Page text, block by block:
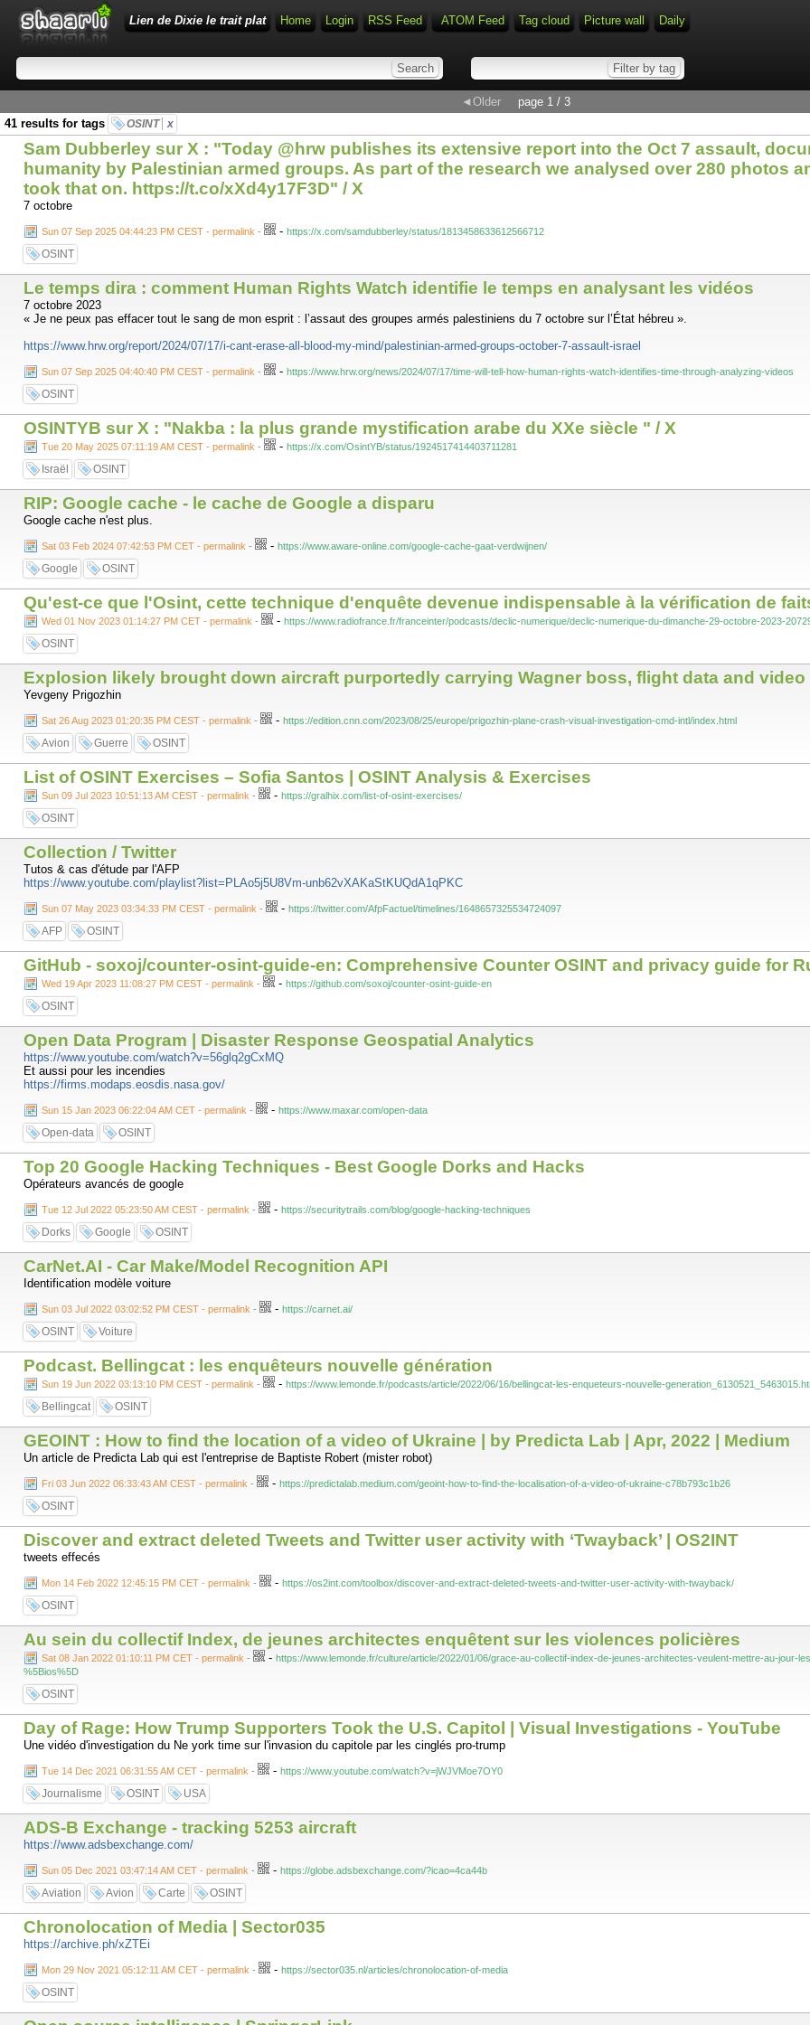
Lien de Dixie le trait plat Home Login RSS Feed ATOM Feed Tag cloud Picture wall Daily
◄Older
page 1 / 3
41 results for tags
OSINT x
Sam Dubberley sur X : "Today @hrw publishes its extensive report into the Oct 7 assault,
humanity by Palestinian armed groups. As part of the research we analysed over 280 photos
took that on. https://t.co/xXd4y17F3D" / X
7 octobre
Sun 07 Sep 2025 04:44:23 PM CEST - permalink - - https://x.com/samdubberley/status/1813458633612566712
OSINT
Le temps dira : comment Human Rights Watch identifie le temps en analysant les vidéos
7 octobre 2023
« Je ne peux pas effacer tout le sang de mon esprit : l’assaut des groupes armés palestiniens du 7 octobre sur l’État hébreu ».
https://www.hrw.org/report/2024/07/17/i-cant-erase-all-blood-my-mind/palestinian-armed-groups-october-7-assault-israel
Sun 07 Sep 2025 04:40:40 PM CEST - permalink - - https://www.hrw.org/news/2024/07/17/time-will-tell-how-human-rights-watch-identifies-time-through-analyzing-videos
OSINT
OSINTYB sur X : "Nakba : la plus grande mystification arabe du XXe siècle " / X
Tue 20 May 2025 07:11:19 AM CEST - permalink - - https://x.com/OsintYB/status/1924517414403711281
Israël OSINT
RIP: Google cache - le cache de Google a disparu
Google cache n'est plus.
Sat 03 Feb 2024 07:42:53 PM CET - permalink - - https://www.aware-online.com/google-cache-gaat-verdwijnen/
Google OSINT
Qu'est-ce que l'Osint, cette technique d'enquête devenue indispensable à la vérification de
Wed 01 Nov 2023 01:14:27 PM CET - permalink - - https://www.radiofrance.fr/franceinter/podcasts/declic-numerique/declic-numerique-du-dimanche-29-octobre-2023-
OSINT
Explosion likely brought down aircraft purportedly carrying Wagner boss, flight data and
Yevgeny Prigozhin
Sat 26 Aug 2023 01:20:35 PM CEST - permalink - - https://edition.cnn.com/2023/08/25/europe/prigozhin-plane-crash-visual-investigation-cmd-intl/index.html
Avion Guerre OSINT
List of OSINT Exercises – Sofia Santos | OSINT Analysis & Exercises
Sun 09 Jul 2023 10:51:13 AM CEST - permalink - - https://gralhix.com/list-of-osint-exercises/
OSINT
Collection / Twitter
Tutos & cas d'étude par l'AFP
https://www.youtube.com/playlist?list=PLAo5j5U8Vm-unb62vXAKaStKUQdA1qPKC
Sun 07 May 2023 03:34:33 PM CEST - permalink - - https://twitter.com/AfpFactuel/timelines/1648657325534724097
AFP OSINT
GitHub - soxoj/counter-osint-guide-en: Comprehensive Counter OSINT and privacy guide for
Wed 19 Apr 2023 11:08:27 PM CEST - permalink - - https://github.com/soxoj/counter-osint-guide-en
OSINT
Open Data Program | Disaster Response Geospatial Analytics
https://www.youtube.com/watch?v=56glq2gCxMQ
Et aussi pour les incendies
https://firms.modaps.eosdis.nasa.gov/
Sun 15 Jan 2023 06:22:04 AM CET - permalink - - https://www.maxar.com/open-data
Open-data OSINT
Top 20 Google Hacking Techniques - Best Google Dorks and Hacks
Opérateurs avancés de google
Tue 12 Jul 2022 05:23:50 AM CEST - permalink - - https://securitytrails.com/blog/google-hacking-techniques
Dorks Google OSINT
CarNet.AI - Car Make/Model Recognition API
Identification modèle voiture
Sun 03 Jul 2022 03:02:52 PM CEST - permalink - - https://carnet.ai/
OSINT Voiture
Podcast. Bellingcat : les enquêteurs nouvelle génération
Sun 19 Jun 2022 03:13:10 PM CEST - permalink - - https://www.lemonde.fr/podcasts/article/2022/06/16/bellingcat-les-enqueteurs-nouvelle-
Bellingcat OSINT
GEOINT : How to find the location of a video of Ukraine | by Predicta Lab | Apr, 2022 | Medium
Un article de Predicta Lab qui est l'entreprise de Baptiste Robert (mister robot)
Fri 03 Jun 2022 06:33:43 AM CEST - permalink - - https://predictalab.medium.com/geoint-how-to-find-the-localisation-of-a-video-of-ukraine-c78b793c1b26
OSINT
Discover and extract deleted Tweets and Twitter user activity with ‘Twayback’ | OS2INT
tweets effecés
Mon 14 Feb 2022 12:45:15 PM CET - permalink - - https://os2int.com/toolbox/discover-and-extract-deleted-tweets-and-twitter-user-activity-with-twayback/
OSINT
Au sein du collectif Index, de jeunes architectes enquêtent sur les violences policières
Sat 08 Jan 2022 01:10:11 PM CET - permalink - - https://www.lemonde.fr/culture/article/2022/01/06/grace-au-collectif-index-de-jeunes-architectes-veulent-mettre-au-jour-
%5Bios%5D
OSINT
Day of Rage: How Trump Supporters Took the U.S. Capitol | Visual Investigations - YouTube
Une vidéo d'investigation du Ne york time sur l'invasion du capitole par les cinglés pro-trump
Tue 14 Dec 2021 06:31:55 AM CET - permalink - - https://www.youtube.com/watch?v=jWJVMoe7OY0
Journalisme OSINT USA
ADS-B Exchange - tracking 5253 aircraft
https://www.adsbexchange.com/
Sun 05 Dec 2021 03:47:14 AM CET - permalink - - https://globe.adsbexchange.com/?icao=4ca44b
Aviation Avion Carte OSINT
Chronolocation of Media | Sector035
https://archive.ph/xZTEi
Mon 29 Nov 2021 05:12:11 AM CET - permalink - - https://sector035.nl/articles/chronolocation-of-media
OSINT